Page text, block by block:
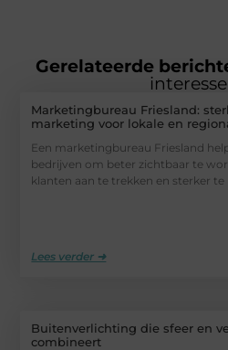
Gerelateerde
Marketingbureau Friesland:
marketing voor lokale en
Een marketingbureau Friesland
bedrijven om beter zichtbaar te
klanten aan te trekken en sterker te
Lees verder ➜
Buitenverlichting die sfeer en
combineert